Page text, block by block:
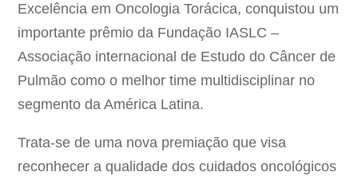
Excelência em Oncologia Torácica, conquistou um
importante prêmio da Fundação IASLC –
Associação internacional de Estudo do Câncer de
Pulmão como o melhor time multidisciplinar no
segmento da América Latina.
Trata-se de uma nova premiação que visa
reconhecer a qualidade dos cuidados oncológicos